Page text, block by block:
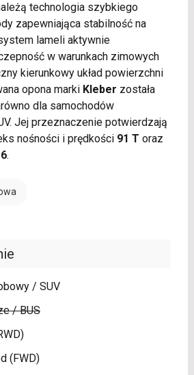
technologia szybkiego
zapewniająca stabilność na
lameli aktywnie
w warunkach zimowych
kierunkowy układ powierzchni
opona marki Kleber została
dla samochodów
Jej przeznaczenie potwierdzają
nośności i prędkości 91 T oraz
.
/ SUV
/ BUS
(FWD)